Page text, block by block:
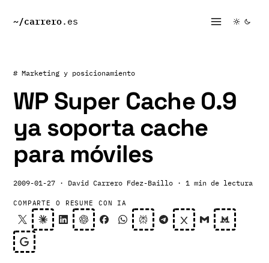
~/carrero.es
# Marketing y posicionamiento
WP Super Cache 0.9
ya soporta cache
para móviles
2009-01-27 · David Carrero Fdez-Baillo · 1 min de lectura
COMPARTE O RESUME CON IA